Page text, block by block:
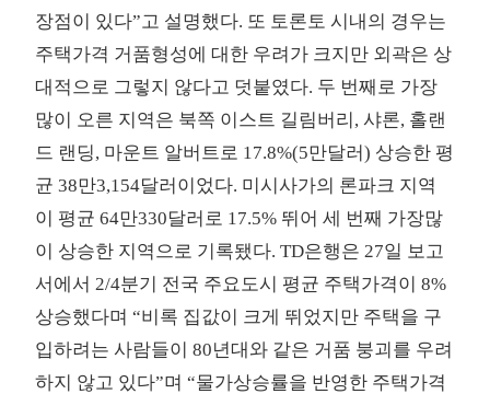
장점이 있다”고 설명했다. 또 토론토 시내의 경우는
주택가격 거품형성에 대한 우려가 크지만 외곽은 상
대적으로 그렇지 않다고 덧붙였다. 두 번째로 가장
많이 오른 지역은 북쪽 이스트 길림버리, 샤론, 홀랜
드 랜딩, 마운트 알버트로 17.8%(5만달러) 상승한 평
균 38만3,154달러이었다. 미시사가의 론파크 지역
이 평균 64만330달러로 17.5% 뛰어 세 번째 가장많
이 상승한 지역으로 기록됐다. TD은행은 27일 보고
서에서 2/4분기 전국 주요도시 평균 주택가격이 8%
상승했다며 “비록 집값이 크게 뛰었지만 주택을 구
입하려는 사람들이 80년대와 같은 거품 붕괴를 우려
하지 않고 있다”며 “물가상승률을 반영한 주택가격